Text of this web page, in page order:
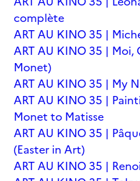
complète
ART AU KINO 35 |
ART AU KINO 35 |
Monet)
ART AU KINO 35 | My
ART AU KINO 35 |
Monet to Matisse
ART AU KINO 35 |
(Easter in Art)
ART AU KINO 35 |